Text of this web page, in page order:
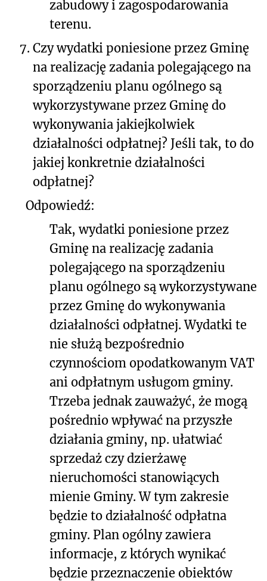
zabudowy i zagospodarowania
terenu.
7. Czy wydatki poniesione przez Gminę
na realizację zadania polegającego na
sporządzeniu planu ogólnego są
wykorzystywane przez Gminę do
wykonywania jakiejkolwiek
działalności odpłatnej? Jeśli tak, to do
jakiej konkretnie działalności
odpłatnej?
Odpowiedź:
Tak, wydatki poniesione przez
Gminę na realizację zadania
polegającego na sporządzeniu
planu ogólnego są wykorzystywane
przez Gminę do wykonywania
działalności odpłatnej. Wydatki te
nie służą bezpośrednio
czynnościom opodatkowanym VAT
ani odpłatnym usługom gminy.
Trzeba jednak zauważyć, że mogą
pośrednio wpływać na przyszłe
działania gminy, np. ułatwiać
sprzedaż czy dzierżawę
nieruchomości stanowiących
mienie Gminy. W tym zakresie
będzie to działalność odpłatna
gminy. Plan ogólny zawiera
informacje, z których wynikać
będzie przeznaczenie obiektów